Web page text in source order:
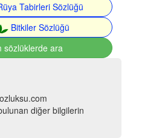
Tabirleri Sözlüğü
Bitkiler Sözlüğü
sözlüklerde ara
diğer bilgilerin